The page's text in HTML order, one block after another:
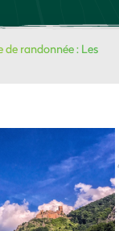
randonnée : Les